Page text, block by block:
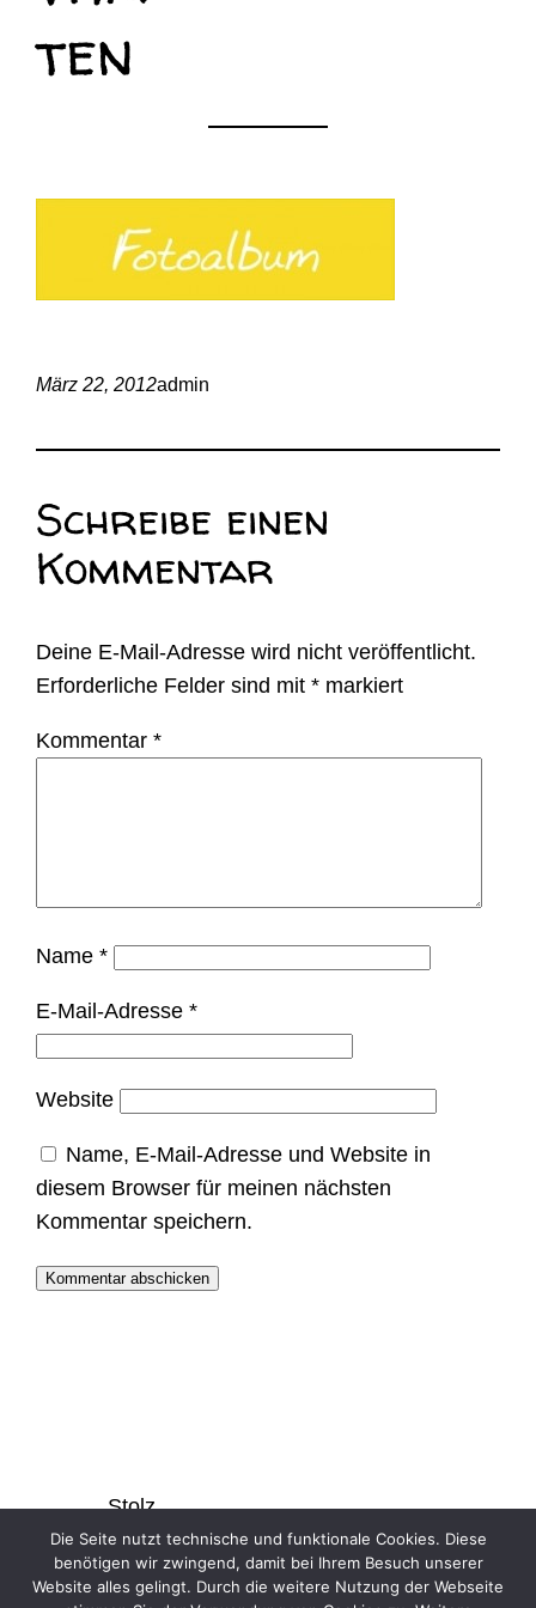
ten
März 22, 2012admin
Schreibe einen
Kommentar
Deine E-Mail-Adresse wird nicht veröffentlicht.
Erforderliche Felder sind mit* markiert
Kommentar*
Name*
E-Mail-Adresse*
Website
Name, E-Mail-Adresse und Website in
diesem Browser für meinen nächsten
Kommentar speichern.
Stolz
präsentiert
von
Die Seite nutzt technische und funktionale Cookies. Diese
benötigen wir zwingend, damit bei Ihrem Besuch unserer
Website alles gelingt. Durch die weitere Nutzung der Webseite